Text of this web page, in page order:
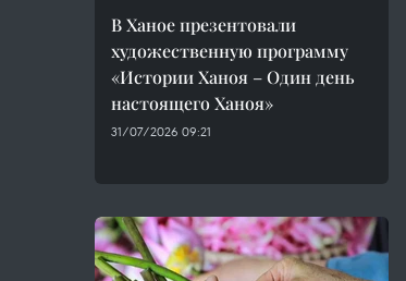
В Ханое презентовали
художественную программу
«Истории Ханоя – Один день
настоящего Ханоя»
31/07/2026 09:21